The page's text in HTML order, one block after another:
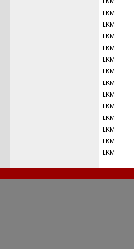
LKM
LKM
LKM
LKM
LKM
LKM
LKM
LKM
LKM
LKM
LKM
LKM
LKM
LKM